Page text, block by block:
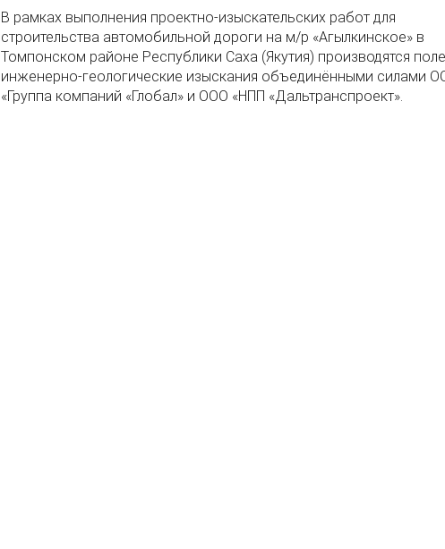
В рамках выполнения проектно-изыскательских работ для
строительства автомобильной дороги на м/р «Агылкинское» в
Томпонском районе Республики Саха (Якутия) производятся
инженерно-геологические изыскания объединёнными силами
«Группа компаний «Глобал» и ООО «НПП «Дальтранспроект».